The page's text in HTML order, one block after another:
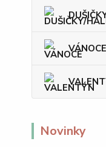
VÁNOCE
Novinky